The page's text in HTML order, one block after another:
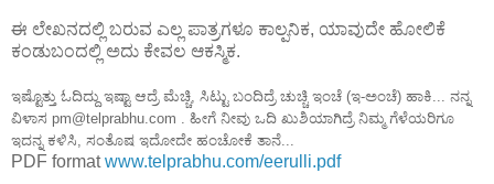
ಈ ಲೇಖನದಲ್ಲಿ ಬರುವ ಎಲ್ಲ ಪಾತ್ರಗಳೂ ಕಾಲ್ಪನಿಕ, ಯಾವುದೇ ಹೋಲಿಕೆ
ಕಂಡುಬಂದಲ್ಲಿ ಅದು ಕೇವಲ ಆಕಸ್ಮಿಕ.
ಇಷ್ಟೊತ್ತು ಓದಿದ್ದು ಇಷ್ಟಾ ಆದ್ರೆ ಮೆಚ್ಚಿ, ಸಿಟ್ಟು ಬಂದಿದ್ರೆ ಚುಚ್ಚಿ ಇಂಚೆ (ಇ-ಅಂಚೆ) ಹಾಕಿ... ನನ್ನ
ವಿಳಾಸ pm@telprabhu.com . ಹೀಗೆ ನೀವು ಒದಿ ಖುಶಿಯಾಗಿದ್ರೆ ನಿಮ್ಮ ಗೆಳೆಯರಿಗೂ
ಇದನ್ನ ಕಳಿಸಿ, ಸಂತೊಷ ಇದೋದೇ ಹಂಚೋಕೆ ತಾನೆ...
PDF formatwww.telprabhu.com/eerulli.pdf